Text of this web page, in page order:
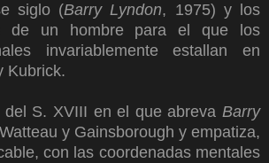
siglo (Barry Lyndon, 1975) y los
de un hombre para el que los
invariablemente estallan en
Kubrick.
del S. XVIII en el que abreva Barry
y Gainsborough y empatiza,
con las coordenadas mentales